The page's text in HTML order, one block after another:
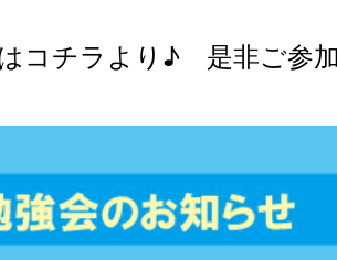
コチラ より♪ 是非ご参